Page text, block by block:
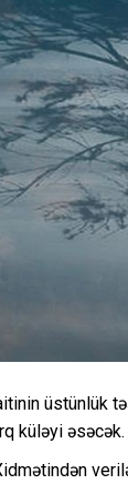
üstünlük
küləyi əsəcək.